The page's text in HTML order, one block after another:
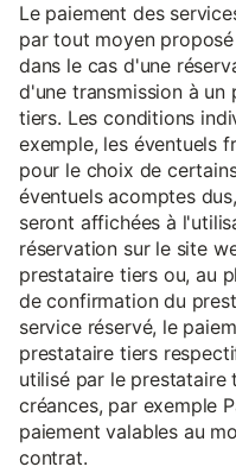
Le paiement des
par tout moyen
dans le cas d'une
d'une transmission à
tiers. Les conditions
exemple, les éventuels
pour le choix de
éventuels acomptes
seront affichées à
réservation sur le site
prestataire tiers ou, au
de confirmation du
service réservé, le
prestataire tiers
utilisé par le prestataire
créances, par exemple
paiement valables au
contrat.